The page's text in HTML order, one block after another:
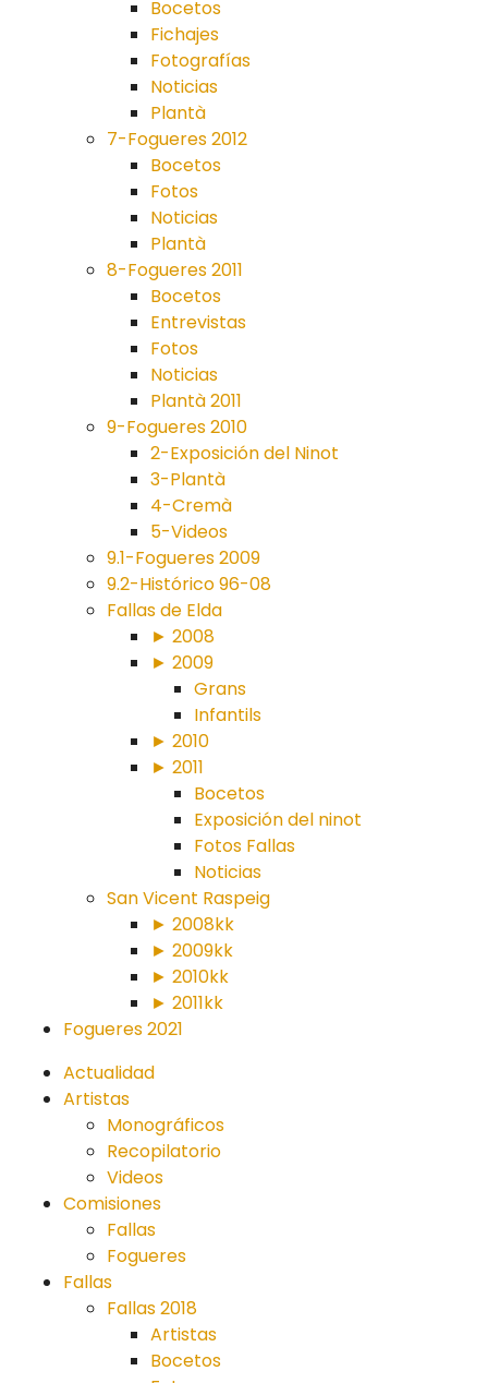
Bocetos
Fichajes
Fotografías
Noticias
Plantà
7-Fogueres 2012
Bocetos
Fotos
Noticias
Plantà
8-Fogueres 2011
Bocetos
Entrevistas
Fotos
Noticias
Plantà 2011
9-Fogueres 2010
2-Exposición del Ninot
3-Plantà
4-Cremà
5-Videos
9.1-Fogueres 2009
9.2-Histórico 96-08
Fallas de Elda
► 2008
► 2009
Grans
Infantils
► 2010
► 2011
Bocetos
Exposición del ninot
Fotos Fallas
Noticias
San Vicent Raspeig
► 2008kk
► 2009kk
► 2010kk
► 2011kk
Fogueres 2021
Actualidad
Artistas
Monográficos
Recopilatorio
Videos
Comisiones
Fallas
Fogueres
Fallas
Fallas 2018
Artistas
Bocetos